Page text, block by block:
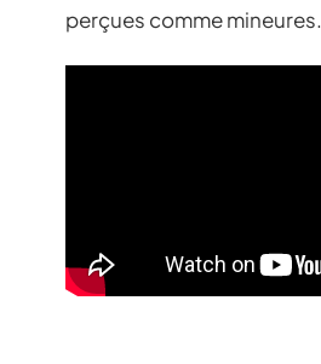
perçues comme mineures.